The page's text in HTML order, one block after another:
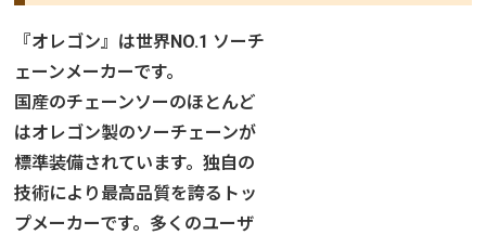
『オレゴン』は世界NO.1 ソーチ
ェーンメーカーです。
国産のチェーンソーのほとんど
はオレゴン製のソーチェーンが
標準装備されています。独自の
技術により最高品質を誇るトッ
プメーカーです。多くのユーザ